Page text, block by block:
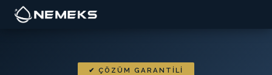
✔ ÇÖZÜM GARANTILI